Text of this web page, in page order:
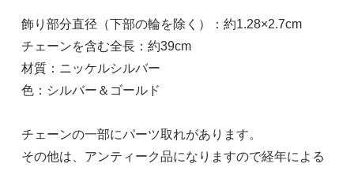
飾り部分直径（下部の輪を除く）：約1.28×2.7cm
チェーンを含む全長：約39cm
材質：ニッケルシルバー
色：シルバー＆ゴールド
チェーンの一部にパーツ取れがあります。
その他は、アンティーク品になりますので経年による